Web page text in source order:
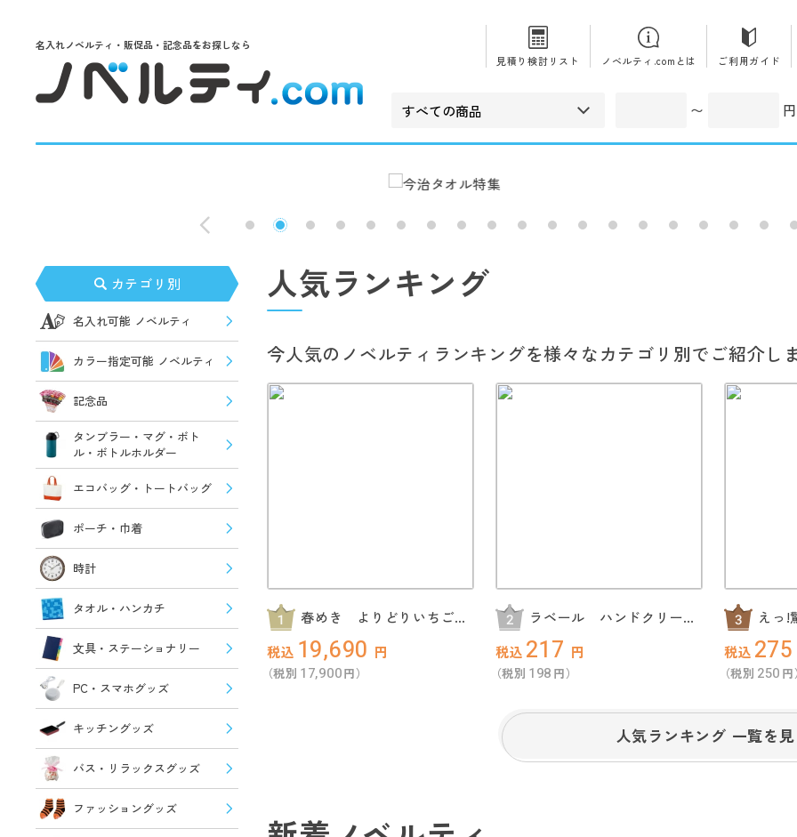
名入れノベルティ・販促品・記念品をお探しなら
見積り検討リスト
ノベルティ.comとは ご利用ガイド
〜 円
カテゴリ別
名入れ可能 ノベルティ
カラー指定可能 ノベルティ
記念品
タンブラー・マグ・ボト
ル・ボトルホルダー
エコバッグ・トートバッグ
ポーチ・巾着
時計
タオル・ハンカチ
文具・ステーショナリー
PC・スマホグッズ
キッチングッズ
バス・リラックスグッズ
ファッショングッズ
人気ランキング
今人気のノベルティランキングを様々なカテゴリ別でご紹介し
春めき よりどりいちごの
抽選会30人用
税込 19,690 円
（税別 17,900円）
ラベール ハンドクリーム
ギフト
税込 217 円
（税別 198 円）
えっ!
ん2食
税込 275
（税別 250
人気ランキング 一覧を